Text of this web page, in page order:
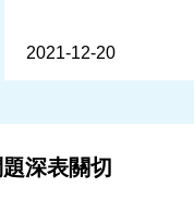
2021-12-20
深表關切